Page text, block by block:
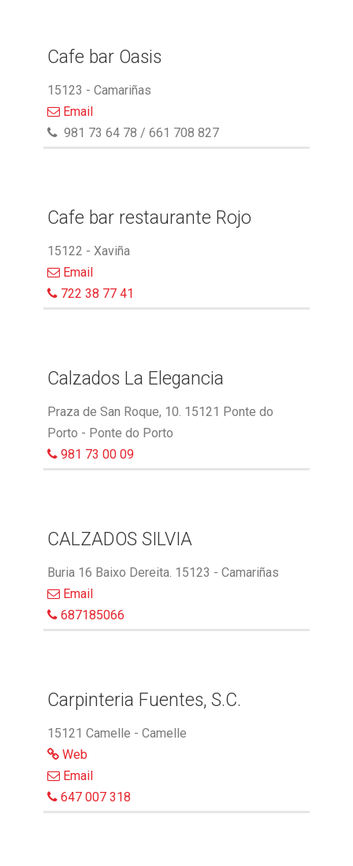
Cafe bar Oasis
15123 - Camariñas
Email
981 73 64 78 / 661 708 827
Cafe bar restaurante Rojo
15122 - Xaviña
Email
722 38 77 41
Calzados La Elegancia
Praza de San Roque, 10. 15121 Ponte do
Porto - Ponte do Porto
981 73 00 09
CALZADOS SILVIA
Buria 16 Baixo Dereita. 15123 - Camariñas
Email
687185066
Carpinteria Fuentes, S.C.
15121 Camelle - Camelle
Web
Email
647 007 318